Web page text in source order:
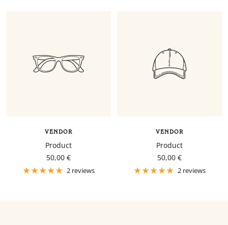
VENDOR
Product
Sale
price
50,00 €
2 reviews
VENDOR
Product
Sale
price
50,00 €
2 reviews